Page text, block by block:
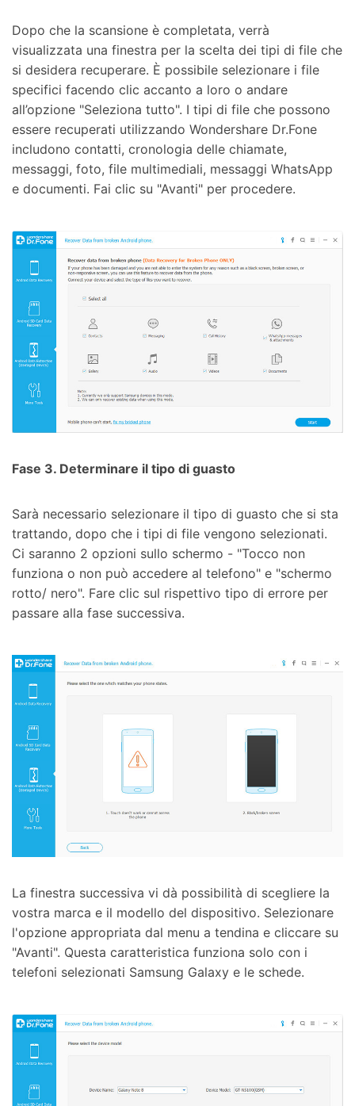
Dopo che la scansione è completata, verrà
visualizzata una finestra per la scelta dei tipi di file che
si desidera recuperare. È possibile selezionare i file
specifici facendo clic accanto a loro o andare
all’opzione "Seleziona tutto". I tipi di file che possono
essere recuperati utilizzando Wondershare Dr.Fone
includono contatti, cronologia delle chiamate,
messaggi, foto, file multimediali, messaggi WhatsApp
e documenti. Fai clic su "Avanti" per procedere.
Fase 3. Determinare il tipo di guasto
Sarà necessario selezionare il tipo di guasto che si sta
trattando, dopo che i tipi di file vengono selezionati.
Ci saranno 2 opzioni sullo schermo - "Tocco non
funziona o non può accedere al telefono" e "schermo
rotto/ nero". Fare clic sul rispettivo tipo di errore per
passare alla fase successiva.
La finestra successiva vi dà possibilità di scegliere la
vostra marca e il modello del dispositivo. Selezionare
l'opzione appropriata dal menu a tendina e cliccare su
"Avanti". Questa caratteristica funziona solo con i
telefoni selezionati Samsung Galaxy e le schede.